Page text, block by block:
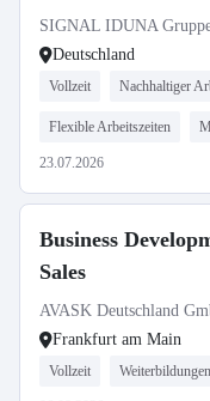
SIGNAL IDUNA
Deutschland
Vollzeit Nachhaltiger
Flexible Arbeitszeiten
23.07.2026
Business
Sales
AVASK Deutschland
Frankfurt am Main
Vollzeit Weiterbildungen